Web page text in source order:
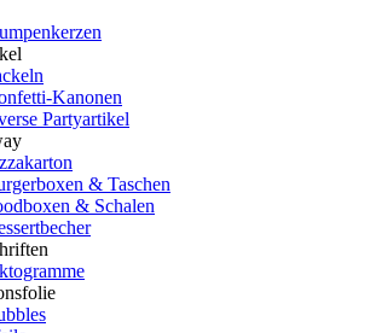
Kanonen
Partyartikel
& Taschen
& Schalen